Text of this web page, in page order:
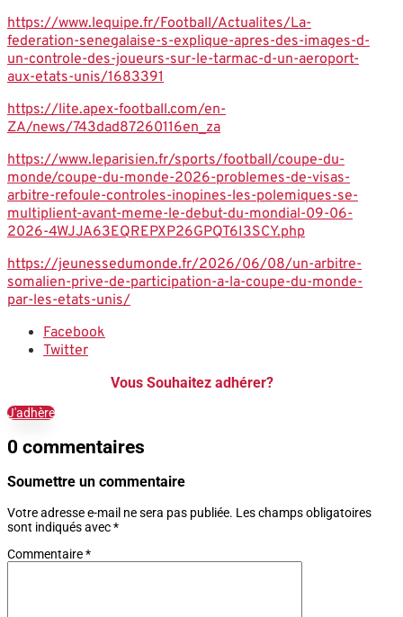
https://www.lequipe.fr/Football/Actualites/La-
federation-senegalaise-s-explique-apres-des-images-d-
un-controle-des-joueurs-sur-le-tarmac-d-un-aeroport-
aux-etats-unis/1683391
https://lite.apex-football.com/en-
ZA/news/743dad87260116en_za
https://www.leparisien.fr/sports/football/coupe-du-
monde/coupe-du-monde-2026-problemes-de-visas-
arbitre-refoule-controles-inopines-les-polemiques-se-
multiplient-avant-meme-le-debut-du-mondial-09-06-
2026-4WJJA63EQREPXP26GPQT6I3SCY.php
https://jeunessedumonde.fr/2026/06/08/un-arbitre-
somalien-prive-de-participation-a-la-coupe-du-monde-
par-les-etats-unis/
Facebook
Twitter
Vous Souhaitez adhérer?
J'adhère
0 commentaires
Soumettre un commentaire
Votre adresse e-mail ne sera pas publiée. Les champs obligatoires
sont indiqués avec*
Commentaire*